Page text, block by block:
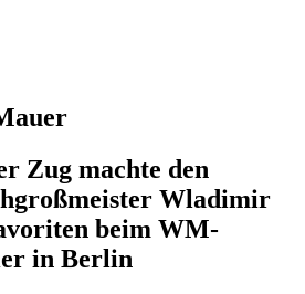
Zug machte den
Wladimir
beim WM-
in Berlin